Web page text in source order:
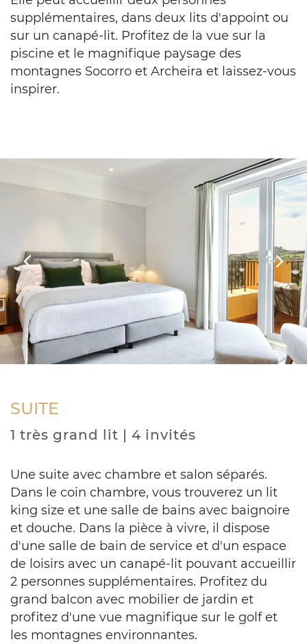
supplémentaires, dans deux lits d'appoint ou
sur un canapé-lit. Profitez de la vue sur la
piscine et le magnifique paysage des
montagnes Socorro et Archeira et laissez-vous
inspirer.
Previous Next
SUITE
1 très grand lit | 4 invités
Une suite avec chambre et salon séparés.
Dans le coin chambre, vous trouverez un lit
king size et une salle de bains avec baignoire
et douche. Dans la pièce à vivre, il dispose
d'une salle de bain de service et d'un espace
de loisirs avec un canapé-lit pouvant accueillir
2 personnes supplémentaires. Profitez du
grand balcon avec mobilier de jardin et
profitez d'une vue magnifique sur le golf et
les montagnes environnantes.